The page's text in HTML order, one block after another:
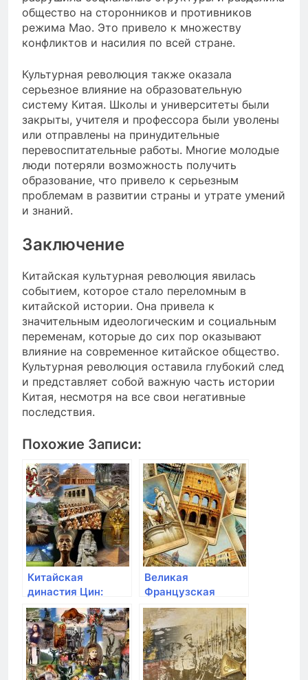
общество на сторонников и противников
режима Мао. Это привело к множеству
конфликтов и насилия по всей стране.
Культурная революция также оказала
серьезное влияние на образовательную
систему Китая. Школы и университеты были
закрыты, учителя и профессора были уволены
или отправлены на принудительные
перевоспитательные работы. Многие молодые
люди потеряли возможность получить
образование, что привело к серьезным
проблемам в развитии страны и утрате умений
и знаний.
Заключение
Китайская культурная революция явилась
событием, которое стало переломным в
китайской истории. Она привела к
значительным идеологическим и социальным
переменам, которые до сих пор оказывают
влияние на современное китайское общество.
Культурная революция оставила глубокий след
и представляет собой важную часть истории
Китая, несмотря на все свои негативные
последствия.
Похожие Записи:
Китайская
династия Цин:
Великая Китайская
стена
Великая
Французская
революция и ее
историческое
значение